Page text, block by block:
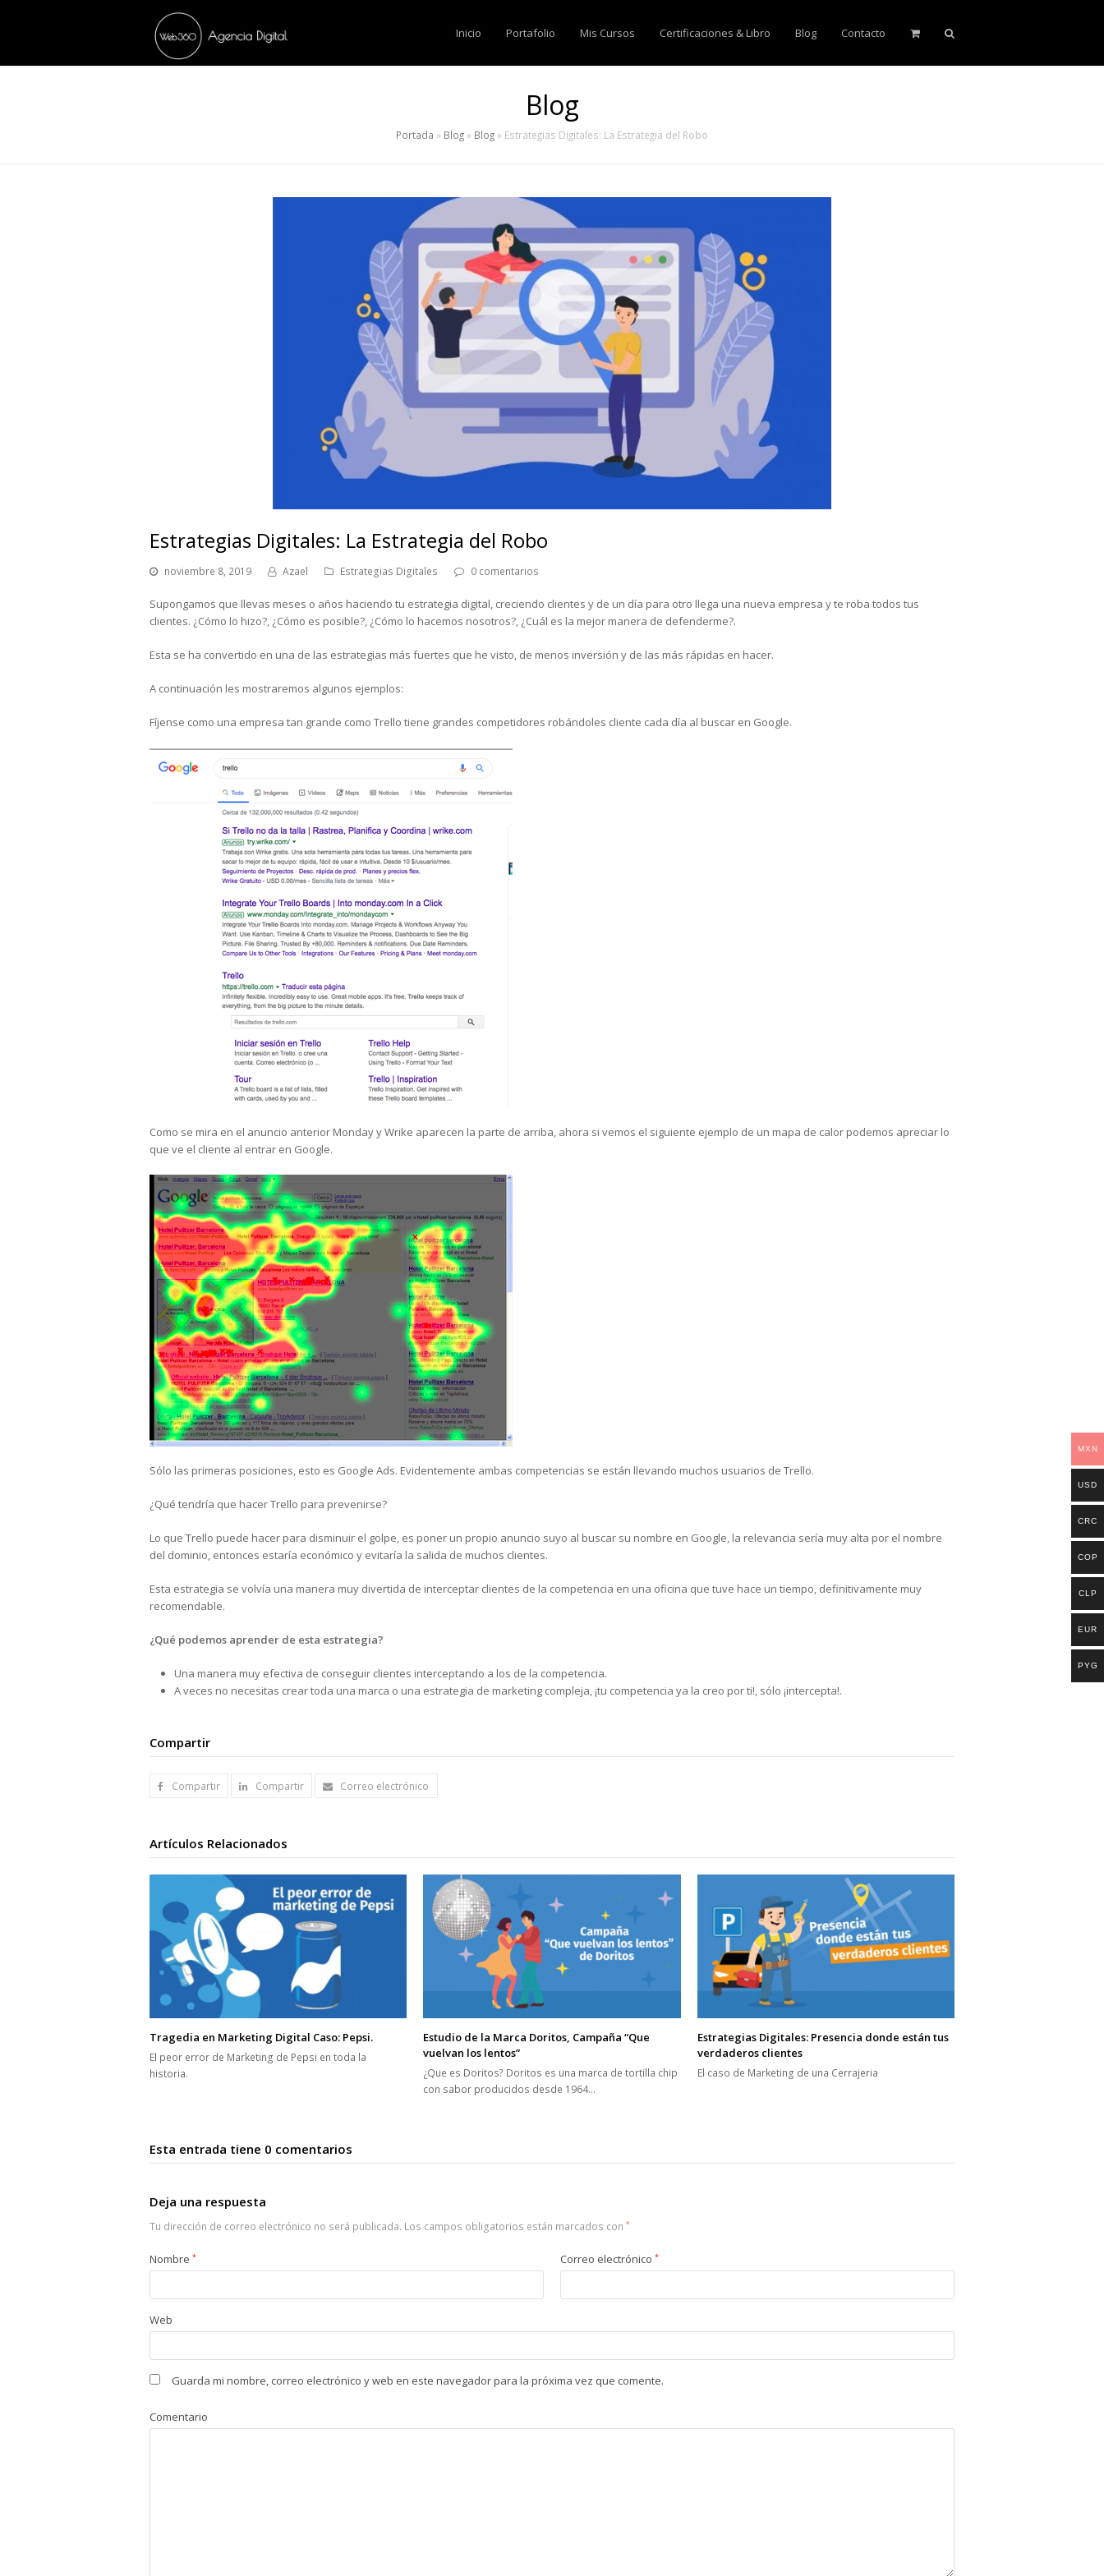
Inicio Portafolio Mis Cursos Certificaciones & Libro Blog Contacto
Blog
Portada » Blog» Blog» Estrategias Digitales: La Estrategia del Robo
Estrategias Digitales: La Estrategia del Robo
noviembre 8, 2019 Azael Estrategias Digitales 0 comentarios
Supongamos que llevas meses o años haciendo tu estrategia digital, creciendo clientes y de un día para otro llega una nueva empresa y te roba todos tus
clientes. ¿Cómo lo hizo?, ¿Cómo es posible?, ¿Cómo lo hacemos nosotros?, ¿Cuál es la mejor manera de defenderme?.
Esta se ha convertido en una de las estrategias más fuertes que he visto, de menos inversión y de las más rápidas en hacer.
A continuación les mostraremos algunos ejemplos:
Fíjense como una empresa tan grande como Trello tiene grandes competidores robándoles cliente cada día al buscar en Google.
Como se mira en el anuncio anterior Monday y Wrike aparecen la parte de arriba, ahora si vemos el siguiente ejemplo de un mapa de calor podemos apreciar lo
que ve el cliente al entrar en Google.
Sólo las primeras posiciones, esto es Google Ads. Evidentemente ambas competencias se están llevando muchos usuarios de Trello.
¿Qué tendría que hacer Trello para prevenirse?
Lo que Trello puede hacer para disminuir el golpe, es poner un propio anuncio suyo al buscar su nombre en Google, la relevancia sería muy alta por el nombre
del dominio, entonces estaría económico y evitaría la salida de muchos clientes.
Esta estrategia se volvía una manera muy divertida de interceptar clientes de la competencia en una oficina que tuve hace un tiempo, definitivamente muy
recomendable.
¿Qué podemos aprender de esta estrategia?
Una manera muy efectiva de conseguir clientes interceptando a los de la competencia.
A veces no necesitas crear toda una marca o una estrategia de marketing compleja, ¡tu competencia ya la creo por ti!, sólo ¡intercepta!.
Compartir
Compartir Compartir Correo electrónico
Artículos Relacionados
Tragedia en Marketing Digital Caso: Pepsi.
El peor error de Marketing de Pepsi en toda la
historia.
Estudio de la Marca Doritos, Campaña “Que
vuelvan los lentos”
¿Que es Doritos? Doritos es una marca de tortilla chip
con sabor producidos desde 1964…
Estrategias Digitales: Presencia donde están tus
verdaderos clientes
El caso de Marketing de una Cerrajeria
Esta entrada tiene 0 comentarios
Deja una respuesta
Tu dirección de correo electrónico no será publicada. Los campos obligatorios están marcados con *
Nombre * Correo electrónico *
Web
Guarda mi nombre, correo electrónico y web en este navegador para la próxima vez que comente.
Comentario
MXN
USD
CRC
COP
CLP
EUR
PYG